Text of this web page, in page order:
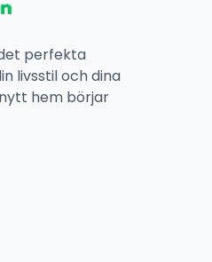
perfekta
livsstil och dina
hem börjar